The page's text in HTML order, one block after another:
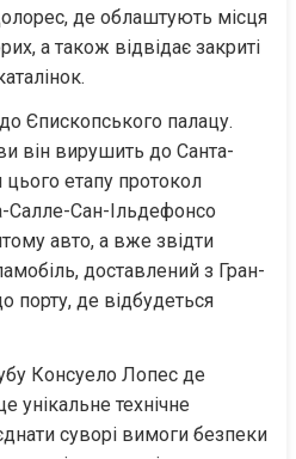
де облаштують місця
а також відвідає закриті
Єпископського палацу.
він вирушить до Санта-
етапу протокол
Салле-Сан-Ільдефонсо
авто, а вже звідти
доставлений з Гран-
порту, де відбудеться
Консуело Лопес де
унікальне технічне
суворі вимоги безпеки